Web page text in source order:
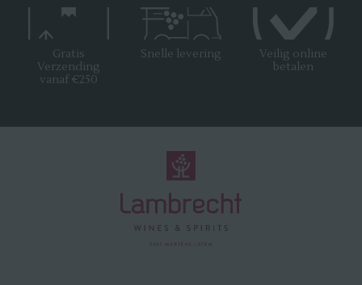
Gratis
Verzending
vanaf €250
Snelle levering
Veilig online
betalen